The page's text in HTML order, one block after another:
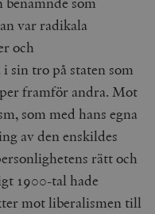
var radikala
och
sin tro på staten som
framför andra. Mot
som med hans egna
av den enskildes
rätt och
1900-tal hade
mot liberalismen till